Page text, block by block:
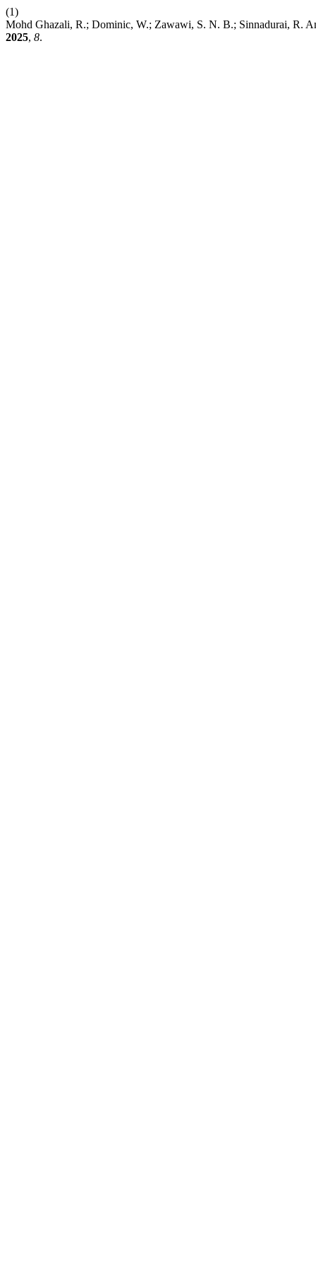
(1)
Mohd Ghazali, R.; Dominic, W.; Zawawi, S. N. B.; Sinnadurai, R.
2025, 8.